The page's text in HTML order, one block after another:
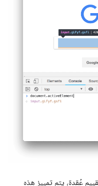
عُقدة، يتم تمييز هذه